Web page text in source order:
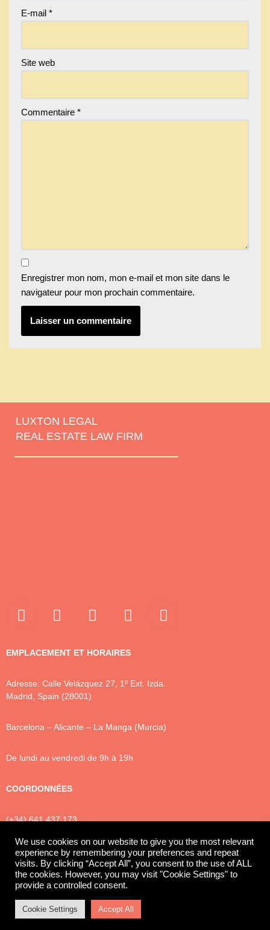
E-mail *
Site web
Commentaire *
Enregistrer mon nom, mon e-mail et mon site dans le
navigateur pour mon prochain commentaire.
LUXTON LEGAL
REAL ESTATE LAW FIRM
EMPLACEMENT ET HORAIRES
Adresse: Calle Velázquez 27, 1º Ext. Izda.
Madrid, Spain (28001)
Barcelona – Alicante – La Manga (Murcia)
De lundi au vendredi de 9h à 19h
COORDONNÉES
(+34) 641 437 173
Privacy Policy Cookies Legal Notice
© 2025 Luxton Legal
We use cookies on our website to give you the most relevant
experience by remembering your preferences and repeat
visits. By clicking “Accept All”, you consent to the use of ALL
the cookies. However, you may visit "Cookie Settings" to
provide a controlled consent.
Cookie Settings Accept All